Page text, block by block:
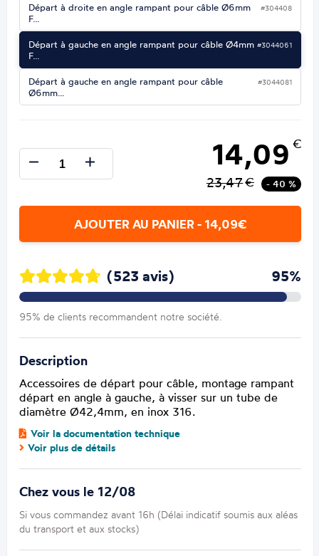
Départ à droite en angle rampant pour câble Ø6mm
F…
#304408
Départ à gauche en angle rampant pour câble Ø4mm
F…
#3044061
Départ à gauche en angle rampant pour câble
Ø6mm…
#3044081
14,09 €
23,47€ - 40 %
AJOUTER AU PANIER - 14,09€
(523 avis) 95%
95% de clients recommandent notre société.
Description
Accessoires de départ pour câble, montage rampant
départ en angle à gauche, à visser sur un tube de
diamètre Ø42,4mm, en inox 316.
Voir la documentation technique
Voir plus de détails
Chez vous le 12/08
Si vous commandez avant 16h (Délai indicatif soumis aux aléas
du transport et aux stocks)